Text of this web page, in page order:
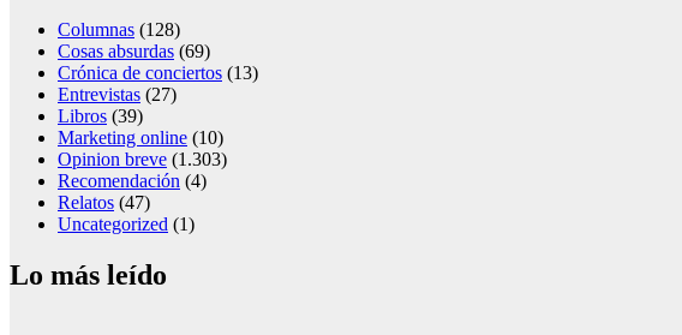
Columnas (128)
Cosas absurdas (69)
Crónica de conciertos (13)
Entrevistas (27)
Libros (39)
Marketing online (10)
Opinion breve (1.303)
Recomendación (4)
Relatos (47)
Uncategorized (1)
Lo más leído